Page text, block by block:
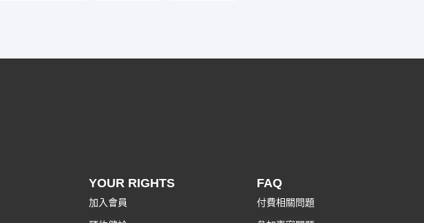
YOUR RIGHTS
加入會員
FAQ
付費相關問題